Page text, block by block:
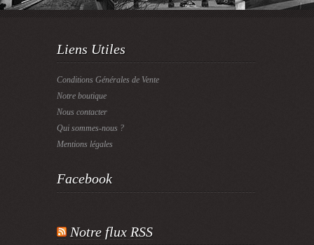
Liens Utiles
Conditions Générales de Vente
Notre boutique
Nous contacter
Qui sommes-nous ?
Mentions légales
Facebook
Notre flux RSS